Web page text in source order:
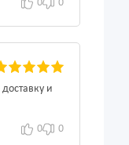
0 0
и
0 0